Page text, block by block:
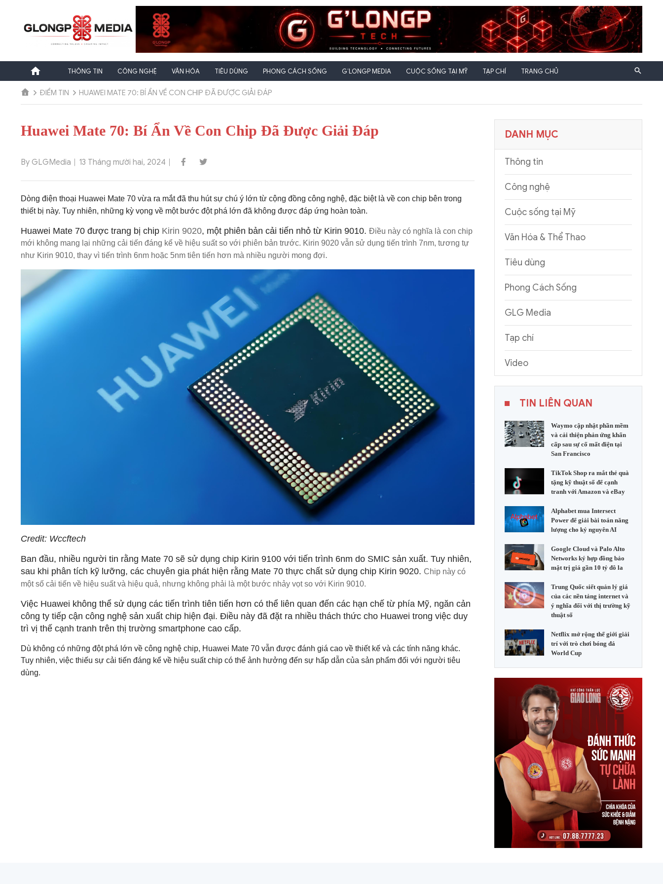
THÔNG TIN CÔNG NGHỆ VĂN HÓA TIÊU DÙNG PHONG CÁCH SỐNG G’LONGP MEDIA CUỘC SỐNG TẠI MỸ TẠP CHÍ TRANG CHỦ
ĐIỂM TIN HUAWEI MATE 70: BÍ ẨN VỀ CON CHIP ĐÃ ĐƯỢC GIẢI ĐÁP
Huawei Mate 70: Bí Ẩn Về Con Chip Đã Được Giải Đáp
By GLGMedia 13 Tháng mười hai, 2024
Dòng điện thoại Huawei Mate 70 vừa ra mắt đã thu hút sự chú ý lớn từ cộng đồng công nghệ, đặc biệt là về con chip bên trong
thiết bị này. Tuy nhiên, những kỳ vọng về một bước đột phá lớn đã không được đáp ứng hoàn toàn.
Huawei Mate 70 được trang bị chip Kirin 9020, một phiên bản cải tiến nhỏ từ Kirin 9010. Điều này có nghĩa là con chip
mới không mang lại những cải tiến đáng kể về hiệu suất so với phiên bản trước. Kirin 9020 vẫn sử dụng tiến trình 7nm, tương tự
như Kirin 9010, thay vì tiến trình 6nm hoặc 5nm tiên tiến hơn mà nhiều người mong đợi.
Credit: Wccftech
Ban đầu, nhiều người tin rằng Mate 70 sẽ sử dụng chip Kirin 9100 với tiến trình 6nm do SMIC sản xuất. Tuy nhiên,
sau khi phân tích kỹ lưỡng, các chuyên gia phát hiện rằng Mate 70 thực chất sử dụng chip Kirin 9020. Chip này có
một số cải tiến về hiệu suất và hiệu quả, nhưng không phải là một bước nhảy vọt so với Kirin 9010.
Việc Huawei không thể sử dụng các tiến trình tiên tiến hơn có thể liên quan đến các hạn chế từ phía Mỹ, ngăn cản
công ty tiếp cận công nghệ sản xuất chip hiện đại. Điều này đã đặt ra nhiều thách thức cho Huawei trong việc duy
trì vị thế cạnh tranh trên thị trường smartphone cao cấp.
Dù không có những đột phá lớn về công nghệ chip, Huawei Mate 70 vẫn được đánh giá cao về thiết kế và các tính năng khác.
Tuy nhiên, việc thiếu sự cải tiến đáng kể về hiệu suất chip có thể ảnh hưởng đến sự hấp dẫn của sản phẩm đối với người tiêu
dùng.
DANH MỤC
Thông tin
Công nghệ
Cuộc sống tại Mỹ
Văn Hóa & Thể Thao
Tiêu dùng
Phong Cách Sống
GLG Media
Tạp chí
Video
TIN LIÊN QUAN
Waymo cập nhật phần mềm
và cải thiện phản ứng khẩn
cấp sau sự cố mất điện tại
San Francisco
TikTok Shop ra mắt thẻ quà
tặng kỹ thuật số để cạnh
tranh với Amazon và eBay
Alphabet mua Intersect
Power để giải bài toán năng
lượng cho kỷ nguyên AI
Google Cloud và Palo Alto
Networks ký hợp đồng bảo
mật trị giá gần 10 tỷ đô la
Trung Quốc siết quản lý giá
của các nền tảng internet và
ý nghĩa đối với thị trường kỹ
thuật số
Netflix mở rộng thế giới giải
trí với trò chơi bóng đá
World Cup